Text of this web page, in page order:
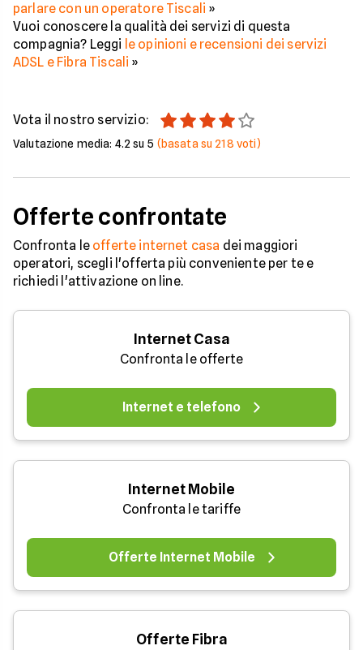
parlare con un operatore Tiscali »
Vuoi conoscere la qualità dei servizi di questa
compagnia? Leggi le opinioni e recensioni dei servizi
ADSL e Fibra Tiscali »
Vota il nostro servizio:
Valutazione media: 4.2 su 5 (basata su 218 voti)
Offerte confrontate
Confronta le offerte internet casa dei maggiori
operatori, scegli l'offerta più conveniente per te e
richiedi l'attivazione on line.
Internet Casa
Confronta le offerte
Internet e telefono
Internet Mobile
Confronta le tariffe
Offerte Internet Mobile
Offerte Fibra